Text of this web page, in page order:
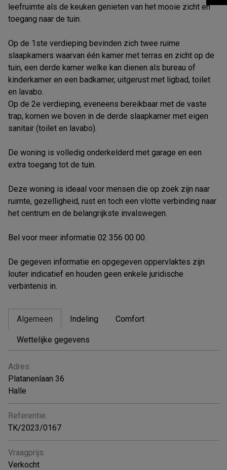
leefruimte als de keuken genieten van het mooie zicht en
toegang naar de tuin.
Op de 1ste verdieping bevinden zich twee ruime
slaapkamers waarvan één kamer met terras en zicht op de
tuin, een derde kamer welke kan dienen als bureau of
kinderkamer en een badkamer, uitgerust met ligbad, toilet
en lavabo.
Op de 2e verdieping, eveneens bereikbaar met de vaste
trap, komen we boven in de derde slaapkamer met eigen
sanitair (toilet en lavabo).
De woning is volledig onderkelderd met garage en een
extra toegang tot de tuin.
Deze woning is ideaal voor mensen die op zoek zijn naar
ruimte, gezelligheid, rust en toch een vlotte verbinding naar
het centrum en de belangrijkste invalswegen.
Bel voor meer informatie 02 356 00 00.
De gegeven informatie en opgegeven oppervlaktes zijn
louter indicatief en houden geen enkele juridische
verbintenis in.
Algemeen Indeling Comfort
Wettelijke gegevens
ALGEMEEN
Adres:
Platanenlaan 36
Halle
Referentie:
TK/2023/0167
Vraagprijs:
Verkocht